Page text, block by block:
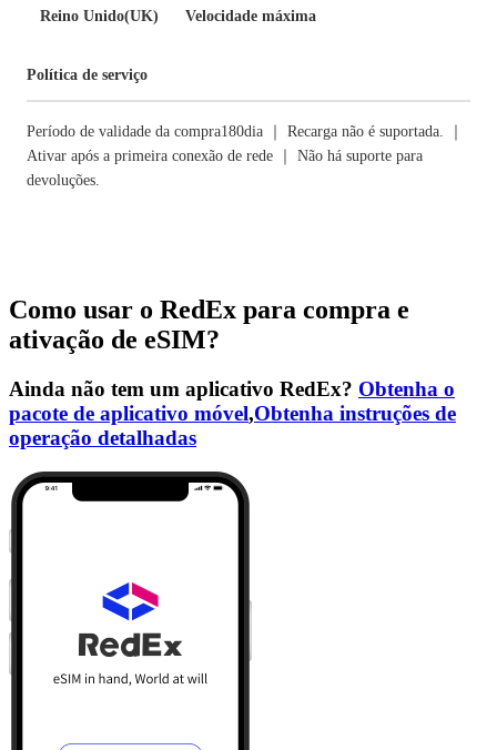
Reino Unido(UK)
Velocidade máxima
Política de serviço
Período de validade da compra180dia ｜ Recarga não é suportada. ｜
Ativar após a primeira conexão de rede ｜ Não há suporte para
devoluções.
Como usar o RedEx para compra e
ativação de eSIM?
Ainda não tem um aplicativo RedEx? Obtenha o
pacote de aplicativo móvel,Obtenha instruções de
operação detalhadas